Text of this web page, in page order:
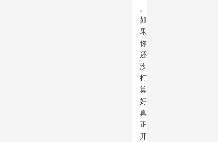
。
如
果
你
还
没
打
算
好
真
正
开